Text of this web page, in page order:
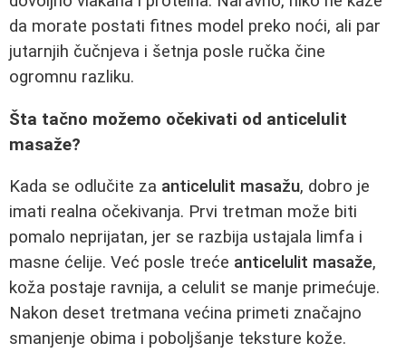
da morate postati fitnes model preko noći, ali par
jutarnjih čučnjeva i šetnja posle ručka čine
ogromnu razliku.
Šta tačno možemo očekivati od anticelulit
masaže?
Kada se odlučite za anticelulit masažu, dobro je
imati realna očekivanja. Prvi tretman može biti
pomalo neprijatan, jer se razbija ustajala limfa i
masne ćelije. Već posle treće anticelulit masaže,
koža postaje ravnija, a celulit se manje primećuje.
Nakon deset tretmana većina primeti značajno
smanjenje obima i poboljšanje teksture kože.